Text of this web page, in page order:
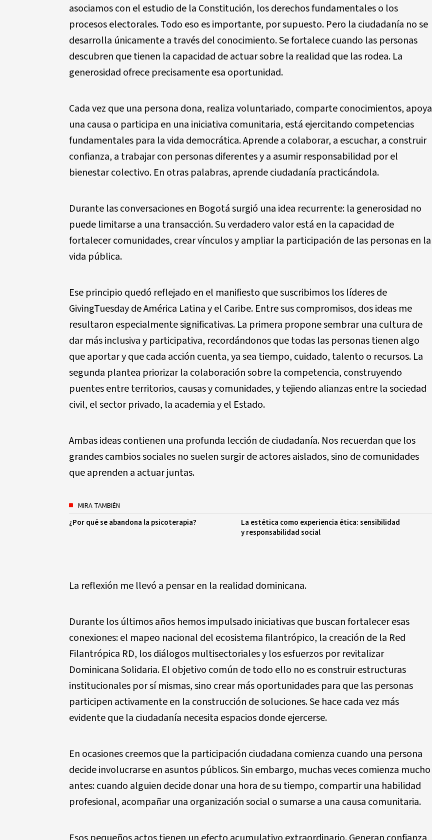
asociamos con el estudio de la Constitución, los derechos fundamentales o los
procesos electorales. Todo eso es importante, por supuesto. Pero la ciudadanía no se
desarrolla únicamente a través del conocimiento. Se fortalece cuando las personas
descubren que tienen la capacidad de actuar sobre la realidad que las rodea. La
generosidad ofrece precisamente esa oportunidad.
Cada vez que una persona dona, realiza voluntariado, comparte conocimientos, apoya
una causa o participa en una iniciativa comunitaria, está ejercitando competencias
fundamentales para la vida democrática. Aprende a colaborar, a escuchar, a construir
confianza, a trabajar con personas diferentes y a asumir responsabilidad por el
bienestar colectivo. En otras palabras, aprende ciudadanía practicándola.
Durante las conversaciones en Bogotá surgió una idea recurrente: la generosidad no
puede limitarse a una transacción. Su verdadero valor está en la capacidad de
fortalecer comunidades, crear vínculos y ampliar la participación de las personas en la
vida pública.
Ese principio quedó reflejado en el manifiesto que suscribimos los líderes de
GivingTuesday de América Latina y el Caribe. Entre sus compromisos, dos ideas me
resultaron especialmente significativas. La primera propone sembrar una cultura de
dar más inclusiva y participativa, recordándonos que todas las personas tienen algo
que aportar y que cada acción cuenta, ya sea tiempo, cuidado, talento o recursos. La
segunda plantea priorizar la colaboración sobre la competencia, construyendo
puentes entre territorios, causas y comunidades, y tejiendo alianzas entre la sociedad
civil, el sector privado, la academia y el Estado.
Ambas ideas contienen una profunda lección de ciudadanía. Nos recuerdan que los
grandes cambios sociales no suelen surgir de actores aislados, sino de comunidades
que aprenden a actuar juntas.
MIRA TAMBIÉN
¿Por qué se abandona la psicoterapia?
La estética como experiencia ética: sensibilidad
y responsabilidad social
La reflexión me llevó a pensar en la realidad dominicana.
Durante los últimos años hemos impulsado iniciativas que buscan fortalecer esas
conexiones: el mapeo nacional del ecosistema filantrópico, la creación de la Red
Filantrópica RD, los diálogos multisectoriales y los esfuerzos por revitalizar
Dominicana Solidaria. El objetivo común de todo ello no es construir estructuras
institucionales por sí mismas, sino crear más oportunidades para que las personas
participen activamente en la construcción de soluciones. Se hace cada vez más
evidente que la ciudadanía necesita espacios donde ejercerse.
En ocasiones creemos que la participación ciudadana comienza cuando una persona
decide involucrarse en asuntos públicos. Sin embargo, muchas veces comienza mucho
antes: cuando alguien decide donar una hora de su tiempo, compartir una habilidad
profesional, acompañar una organización social o sumarse a una causa comunitaria.